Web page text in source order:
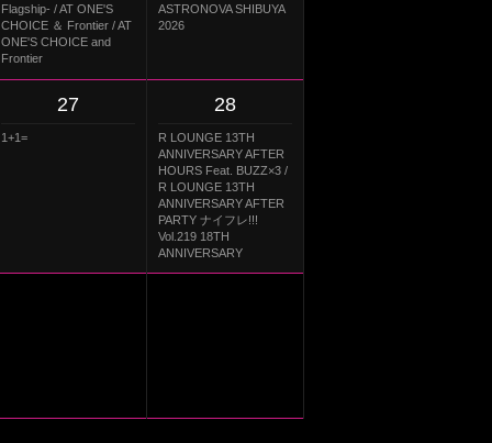
Flagship- / AT ONE'S
CHOICE ＆ Frontier / AT
ONE'S CHOICE and
Frontier
ASTRONOVA SHIBUYA
2026
27
1+1=
28
R LOUNGE 13TH
ANNIVERSARY AFTER
HOURS Feat. BUZZ×3 /
R LOUNGE 13TH
ANNIVERSARY AFTER
PARTY ナイフレ!!!
Vol.219 18TH
ANNIVERSARY